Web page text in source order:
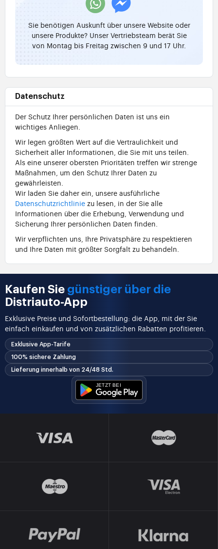
Sie benötigen Auskunft über unsere Website oder
unsere Produkte? Unser Vertriebsteam berät Sie
von Montag bis Freitag zwischen 9 und 17 Uhr.
Datenschutz
Der Schutz Ihrer persönlichen Daten ist uns ein
wichtiges Anliegen.
Wir legen größten Wert auf die Vertraulichkeit und
Sicherheit aller Informationen, die Sie mit uns teilen.
Als eine unserer obersten Prioritäten treffen wir strenge
Maßnahmen, um den Schutz Ihrer Daten zu
gewährleisten.
Wir laden Sie daher ein, unsere ausführliche
Datenschutzrichtlinie zu lesen, in der Sie alle
Informationen über die Erhebung, Verwendung und
Sicherung Ihrer persönlichen Daten finden.
Wir verpflichten uns, Ihre Privatsphäre zu respektieren
und Ihre Daten mit größter Sorgfalt zu behandeln.
Kaufen Sie günstiger über die
Distriauto-App
Exklusive Preise und Sofortbestellung: die App, mit der Sie
einfach einkaufen und von zusätzlichen Rabatten profitieren.
Exklusive App-Tarife
100% sichere Zahlung
Lieferung innerhalb von 24/48 Std.